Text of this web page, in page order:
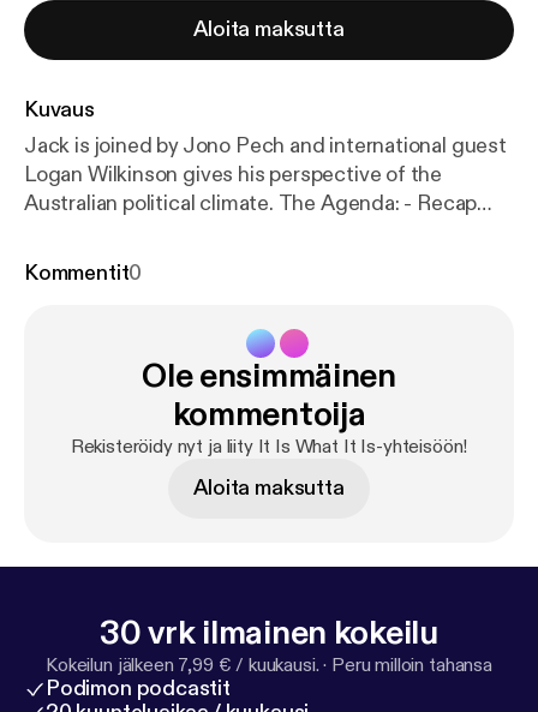
Aloita maksutta
Kuvaus
Jack is joined by Jono Pech and international guest
Logan Wilkinson gives his perspective of the
Australian political climate. The Agenda: - Recap
Federal Election Rapid Fire: - Bob Hawke passes
www.atebit.net www.patreon.com/weareatebit
#ATEBITCollective Hosts: Jack Kruse -
@Krusey_mate Jono Pech - @JonoHimself Logan
Wilkinson - @LeftyLoggy Intro & Outro Music -
Blast Process by Julian Bowen
Kommentit0
Ole ensimmäinen
kommentoija
Rekisteröidy nyt ja liity It Is What It Is-yhteisöön!
Aloita maksutta
30 vrk ilmainen kokeilu
Kokeilun jälkeen 7,99 € / kuukausi. · Peru milloin tahansa
Podimon podcastit